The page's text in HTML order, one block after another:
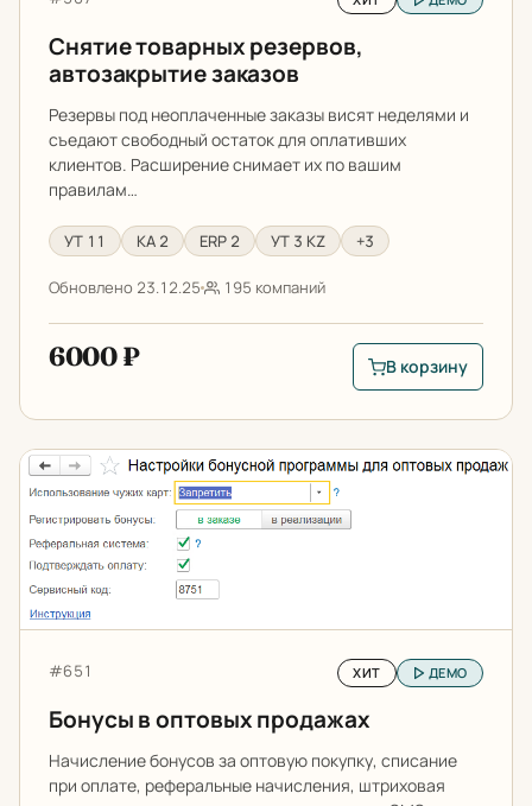
Снятие товарных резервов,
автозакрытие заказов
Резервы под неоплаченные заказы висят неделями и
съедают свободный остаток для оплативших
клиентов. Расширение снимает их по вашим
правилам…
УТ 11 КА 2 ERP 2 УТ 3 KZ +3
Обновлено 23.12.25 195 компаний
6000 ₽
В корзину: Снятие
В корзину
Бонусы в оптовых продажах
Артикул:
#651 ХИТ ДЕМО
Бонусы в оптовых продажах
Начисление бонусов за оптовую покупку, списание
при оплате, реферальные начисления, штриховая